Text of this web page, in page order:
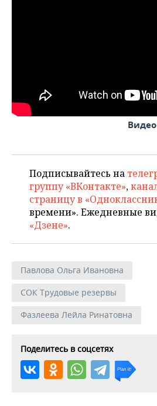
Подписывайтесь на
группу «ВКонтакте»,
страницу в
времени». Ежедневные
«Дзене».
Павлова Ольга Ивановна
СОК Трудовые резервы
Фазлеева Лейла Ринатовна
Поделитесь в соцсетях